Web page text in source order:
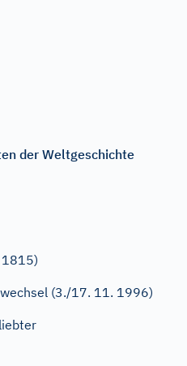
der Weltgeschichte
1815)
(3./17. 11. 1996)